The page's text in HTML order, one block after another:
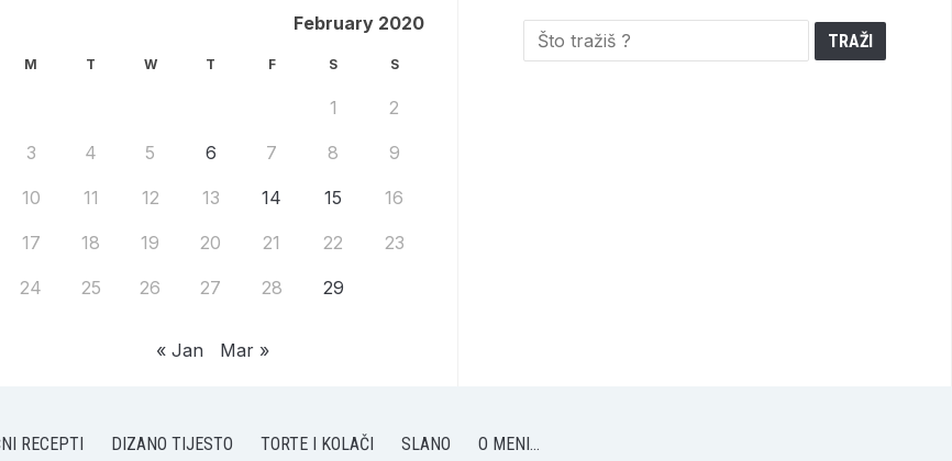
February 2020
M T W T F S S
1 2
3 4 5 6 7 8 9
10 11 12 13 14 15 16
17 18 19 20 21 22 23
24 25 26 27 28 29
« Jan Mar »
RECEPTI DIZANO TIJESTO TORTE I KOLAČI SLANO O MENI…